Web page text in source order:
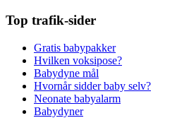
Top trafik-sider
Gratis babypakker
Hvilken voksipose?
Babydyne mål
Hvornår sidder baby selv?
Neonate babyalarm
Babydyner